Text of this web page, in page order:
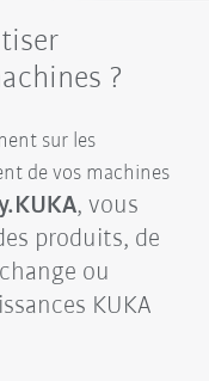
?
sur les
de vos machines
, vous
produits, de
ou
KUKA